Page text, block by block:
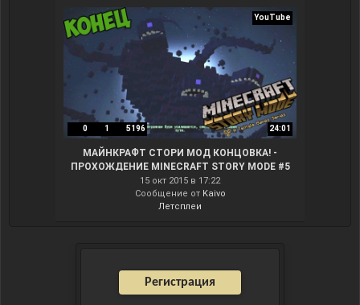
YouTube
0 1 5196 24:01
МАЙНКРАФТ СТОРИ МОД КОНЦОВКА! -
ПРОХОЖДЕНИЕ MINECRAFT STORY MODE #5
15 окт 2015 в 17:22
Сообщение от Kaivo
Летсплеи
Регистрация